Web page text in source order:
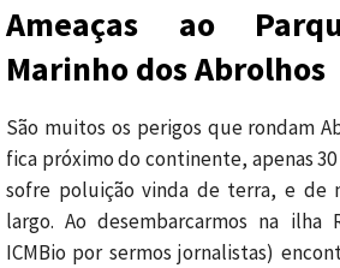
Ameaças ao
Marinho dos Abrolhos
São muitos os perigos que rondam
fica próximo do continente, apenas
sofre poluição vinda de terra, e de
largo. Ao desembarcarmos na ilha
ICMBio por sermos jornalistas)